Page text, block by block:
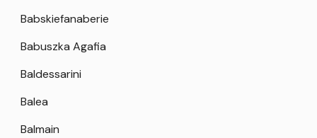
Babskiefanaberie
Babuszka Agafia
Baldessarini
Balea
Balmain